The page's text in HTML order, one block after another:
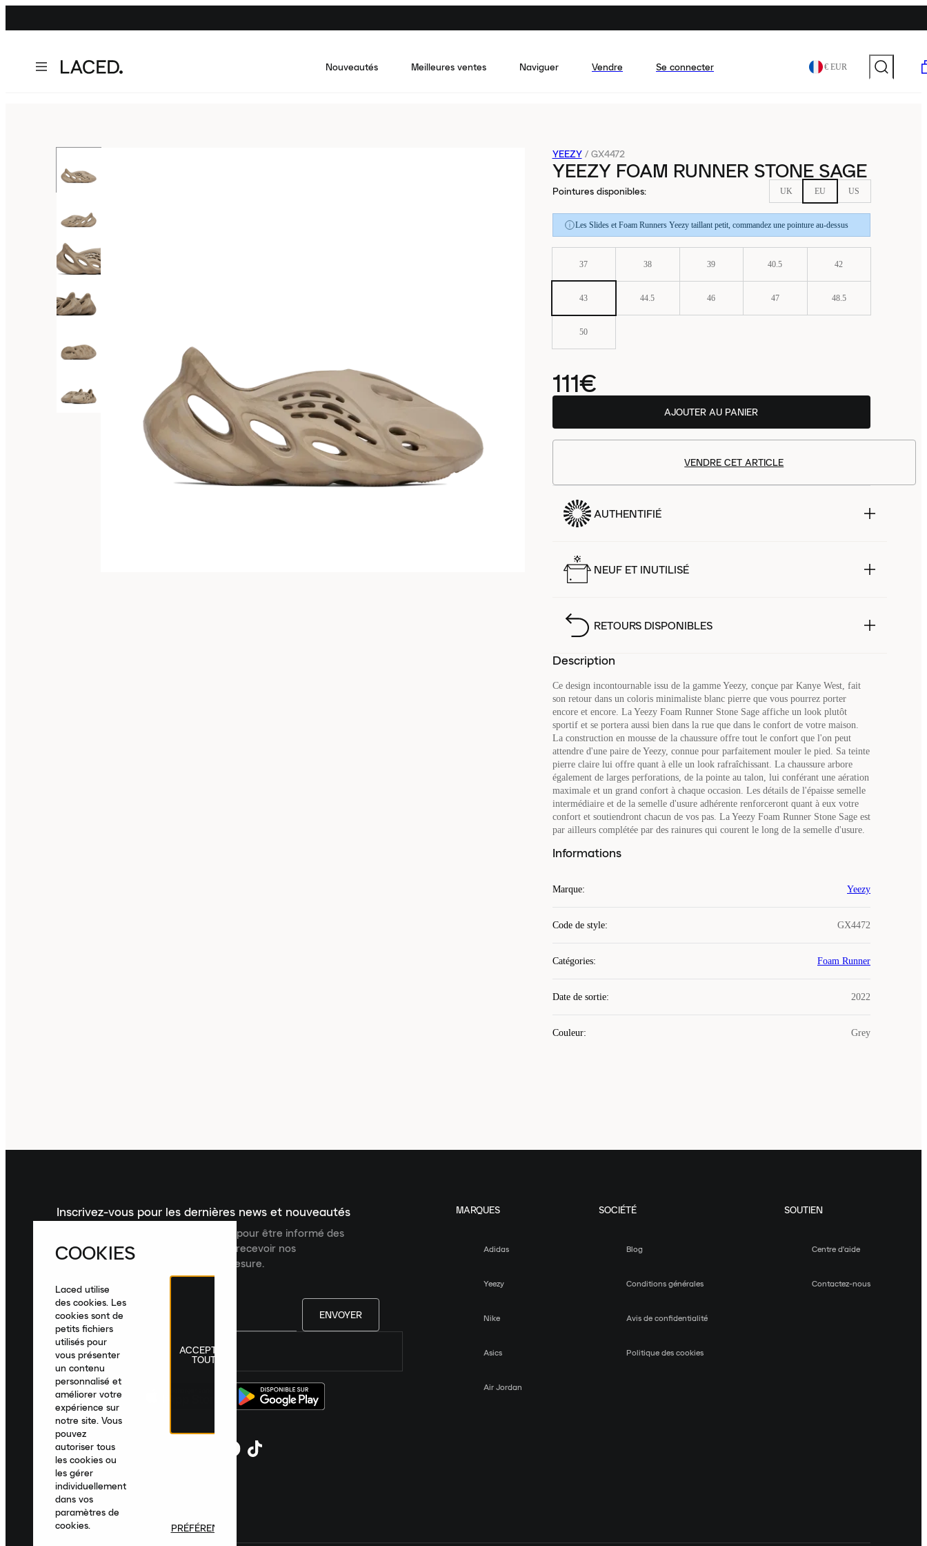
Nouveautés Meilleures ventes Naviguer Vendre Se connecter € EUR
YEEZY / GX4472
YEEZY FOAM RUNNER STONE SAGE
Pointures disponibles: UK EU US
Les Slides et Foam Runners Yeezy taillant petit, commandez une pointure au-dessus
37 38 39 40.5 42
43 44.5 46 47 48.5
50
111€
AJOUTER AU PANIER
VENDRE CET ARTICLE
AUTHENTIFIÉ
NEUF ET INUTILISÉ
RETOURS DISPONIBLES
Description
Ce design incontournable issu de la gamme Yeezy, conçue par Kanye West, fait
son retour dans un coloris minimaliste blanc pierre que vous pourrez porter
encore et encore. La Yeezy Foam Runner Stone Sage affiche un look plutôt
sportif et se portera aussi bien dans la rue que dans le confort de votre maison.
La construction en mousse de la chaussure offre tout le confort que l'on peut
attendre d'une paire de Yeezy, connue pour parfaitement mouler le pied. Sa teinte
pierre claire lui offre quant à elle un look rafraîchissant. La chaussure arbore
également de larges perforations, de la pointe au talon, lui conférant une aération
maximale et un grand confort à chaque occasion. Les détails de l'épaisse semelle
intermédiaire et de la semelle d'usure adhérente renforceront quant à eux votre
confort et soutiendront chacun de vos pas. La Yeezy Foam Runner Stone Sage est
par ailleurs complétée par des rainures qui courent le long de la semelle d'usure.
Informations
Marque: Yeezy
Code de style: GX4472
Catégories: Foam Runner
Date de sortie: 2022
Couleur: Grey
Inscrivez-vous pour les dernières news et nouveautés
Inscrivez-vous à la newsletter Laced pour être informé des
dernières nouveautés, collections et recevoir nos
recommandations de produits sur mesure.
ENVOYER
France|Français
MARQUES
Adidas
Yeezy
Nike
Asics
Air Jordan
SOCIÉTÉ
Blog
Conditions générales
Avis de confidentialité
Politique des cookies
SOUTIEN
Centre d'aide
Contactez-nous
COOKIES
Laced utilise
des cookies. Les
cookies sont de
petits fichiers
utilisés pour
vous présenter
un contenu
personnalisé et
améliorer votre
expérience sur
notre site. Vous
pouvez
autoriser tous
les cookies ou
les gérer
individuellement
dans vos
paramètres de
cookies.
ACCEPTER
TOUT
PRÉFÉRENCES